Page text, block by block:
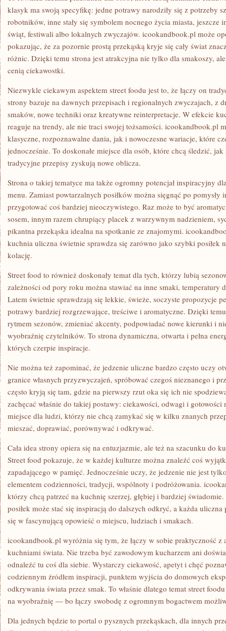
klasyk ma swoją specyfikę: jedne potrawy narodziły się z potrzeby
robotników, inne stały się symbolem nocnego życia miasta, jeszcze
świąt, festiwali albo lokalnych zwyczajów. icookandbook.pl może
pokazując, że za pozornie prostą przekąską kryje się cały świat
różnic. Dzięki temu strona jest atrakcyjna nie tylko dla smakoszy,
cenią ciekawostki.
Niezwykle ciekawym aspektem street foodu jest to, że łączy on
strony bazuje na dawnych przepisach i regionalnych zwyczajach, z
smaków, nowe techniki oraz kreatywne reinterpretacje. W efekcie
reaguje na trendy, ale nie traci swojej tożsamości. icookandbook.pl
klasyczne, rozpoznawalne dania, jak i nowoczesne wariacje, które
jednocześnie. To doskonałe miejsce dla osób, które chcą śledzić,
tradycyjne przepisy zyskują nowe oblicza.
Strona o takiej tematyce ma także ogromny potencjał inspiracyjny
menu. Zamiast powtarzalnych posiłków można sięgnąć po pomysły
przygotować coś bardziej nieoczywistego. Raz może to być
sosem, innym razem chrupiący placek z warzywnym nadzieniem,
pikantna przekąska idealna na spotkanie ze znajomymi.
kuchnia uliczna świetnie sprawdza się zarówno jako szybki posiłek
kolację.
Street food to również doskonały temat dla tych, którzy lubią
zależności od pory roku można stawiać na inne smaki, temperatury
Latem świetnie sprawdzają się lekkie, świeże, soczyste propozycje
potrawy bardziej rozgrzewające, treściwe i aromatyczne. Dzięki
rytmem sezonów, zmieniać akcenty, podpowiadać nowe kierunki i
wyobraźnię czytelników. To strona dynamiczna, otwarta i pełna
których czerpie inspiracje.
Nie można też zapominać, że jedzenie uliczne bardzo często uczy
granice własnych przyzwyczajeń, spróbować czegoś nieznanego i
często kryją się tam, gdzie na pierwszy rzut oka się ich nie
zachęcać właśnie do takiej postawy: ciekawości, odwagi i
miejsce dla ludzi, którzy nie chcą zamykać się w kilku znanych
mieszać, doprawiać, porównywać i odkrywać.
Cała idea strony opiera się na entuzjazmie, ale też na szacunku do
Street food pokazuje, że w każdej kulturze można znaleźć coś
zapadającego w pamięć. Jednocześnie uczy, że jedzenie nie jest
elementem codzienności, tradycji, wspólnoty i podróżowania.
którzy chcą patrzeć na kuchnię szerzej, głębiej i bardziej
posiłek może stać się inspiracją do dalszych odkryć, a każda
się w fascynującą opowieść o miejscu, ludziach i smakach.
icookandbook.pl wyróżnia się tym, że łączy w sobie praktyczność z
kuchniami świata. Nie trzeba być zawodowym kucharzem ani
odnaleźć tu coś dla siebie. Wystarczy ciekawość, apetyt i chęć
codziennym źródłem inspiracji, punktem wyjścia do domowych
odkrywania świata przez smak. To właśnie dlatego temat street
na wyobraźnię — bo łączy swobodę z ogromnym bogactwem
Dla jednych będzie to portal o pysznych przekąskach, dla innych